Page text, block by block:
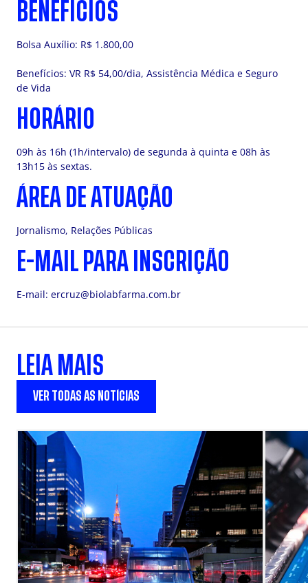
BENEFÍCIOS
Bolsa Auxílio: R$ 1.800,00
Benefícios: VR R$ 54,00/dia, Assistência Médica e Seguro
de Vida
HORÁRIO
09h às 16h (1h/intervalo) de segunda à quinta e 08h às
13h15 às sextas.
ÁREA DE ATUAÇÃO
Jornalismo, Relações Públicas
E-MAIL PARA INSCRIÇÃO
E-mail: ercruz@biolabfarma.com.br
LEIA MAIS
VER TODAS AS NOTÍCIAS